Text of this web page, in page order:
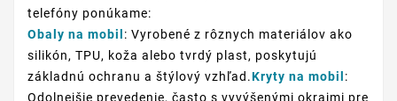
telefóny ponúkame:
Obaly na mobil : Vyrobené z rôznych materiálov ako
silikón, TPU, koža alebo tvrdý plast, poskytujú
základnú ochranu a štýlový vzhľad.Kryty na mobil :
Odolnejšie prevedenie, často s vyvýšenými okrajmi pre